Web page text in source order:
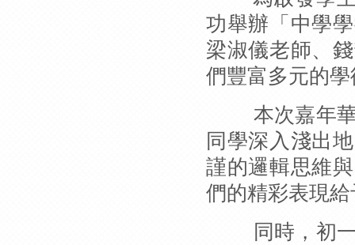
功舉辦「中學
梁淑儀老師、
們豐富多元的
本次嘉年華
同學深入淺出
謹的邏輯思維
們的精彩表現
同時，初一